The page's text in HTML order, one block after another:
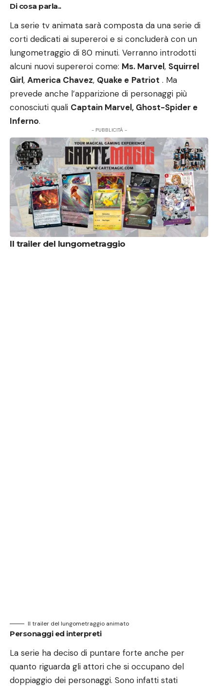
Di cosa parla..
La serie tv animata sarà composta da una serie di
corti dedicati ai supereroi e si concluderà con un
lungometraggio di 80 minuti. Verranno introdotti
alcuni nuovi supereroi come: Ms. Marvel, Squirrel
Girl, America Chavez, Quake e Patriot . Ma
prevede anche l’apparizione di personaggi più
conosciuti quali Captain Marvel, Ghost-Spider e
Inferno.
- PUBBLICITÀ -
Il trailer del lungometraggio
Il trailer del lungometraggio animato
Personaggi ed interpreti
La serie ha deciso di puntare forte anche per
quanto riguarda gli attori che si occupano del
doppiaggio dei personaggi. Sono infatti stati